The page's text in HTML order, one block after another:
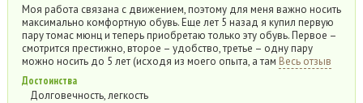
Моя работа связана с движением, поэтому для меня важно носить
максимально комфортную обувь. Еще лет 5 назад я купил первую
пару томас мюнц и теперь приобретаю только эту обувь. Первое –
смотрится престижно, второе – удобство, третье – одну пару
можно носить до 5 лет (исходя из моего опыта, а там Весь отзыв
Достоинства
Долговечность, легкость